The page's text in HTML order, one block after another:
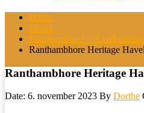
Home
Medie
Ranthambhore –
Ranthambhore Heritage
Ranthambhore Heritage
Date: 6. november 2023 By Dorthe